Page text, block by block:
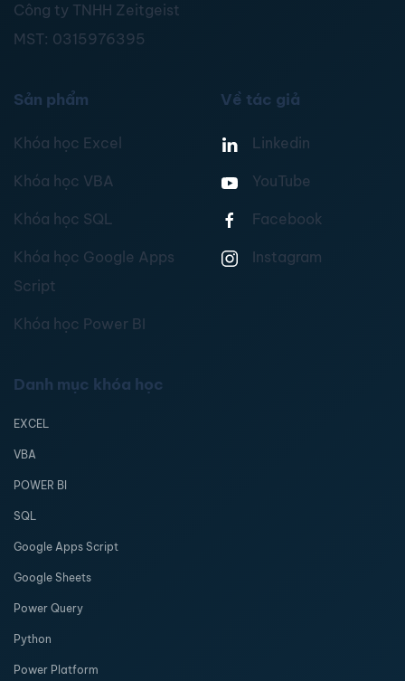
Công ty TNHH Zeitgeist
MST: 0315976395
Sản phẩm
Khóa học Excel
Khóa học VBA
Khóa học SQL
Khóa học Google Apps
Script
Khóa học Power BI
Về tác giả
Linkedin
YouTube
Facebook
Instagram
Danh mục khóa học
EXCEL
VBA
POWER BI
SQL
Google Apps Script
Google Sheets
Power Query
Python
Power Platform